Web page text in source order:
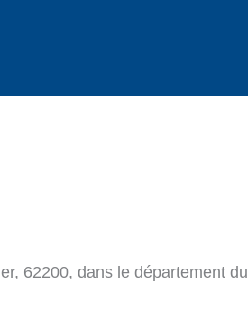
62200, dans le département du